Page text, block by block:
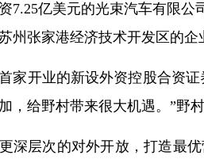
7.25亿美元的光束汽车有限公
州张家港经济技术开发区的
家开业的新设外资控股合资
，给野村带来很大机遇。”野
深层次的对外开放，打造最